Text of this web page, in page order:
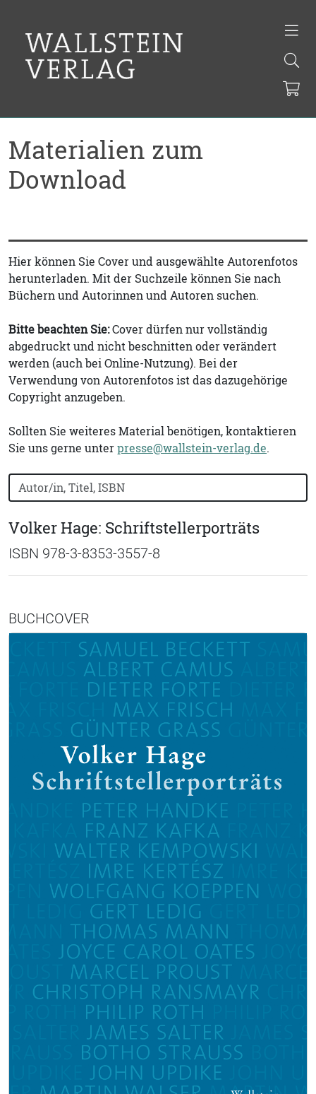
Materialien zum
Download
Hier können Sie Cover und ausgewählte Autorenfotos
herunterladen. Mit der Suchzeile können Sie nach
Büchern und Autorinnen und Autoren suchen.
Bitte beachten Sie:Cover dürfen nur vollständig
abgedruckt und nicht beschnitten oder verändert
werden (auch bei Online-Nutzung). Bei der
Verwendung von Autorenfotos ist das dazugehörige
Copyright anzugeben.
Sollten Sie weiteres Material benötigen, kontaktieren
Sie uns gerne unterpresse@wallstein-verlag.de.
Bücher nach Buchtitel, Autorennamen oder ISBN
Volker Hage: Schriftstellerporträts
ISBN 978-3-8353-3557-8
BUCHCOVER